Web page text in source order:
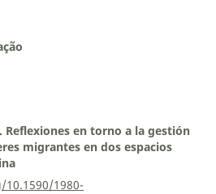
Reflexiones en torno a la gestión
migrantes en dos espacios
1980-